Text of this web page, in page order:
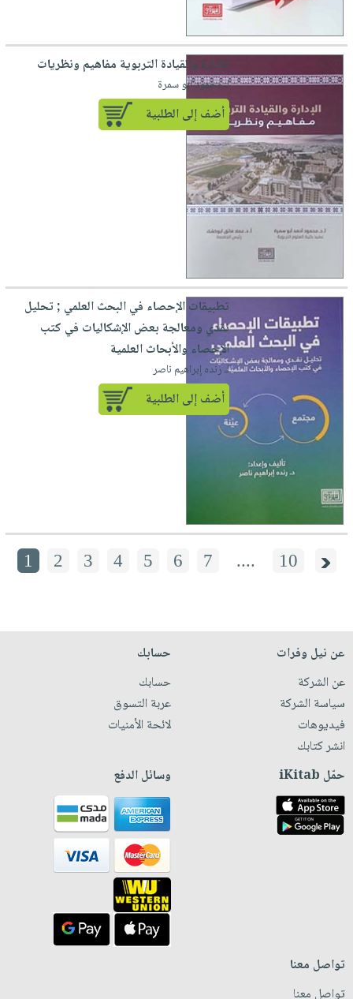
الإدارة والقيادة التربوية مفاهيم ونظريات
لـ محمود ابو سمرة
أضف إلى الطلبية
تطبيقات الإحصاء في البحث العلمي ; تحليل
نقدي ومعالجة بعض الإشكاليات في كتب
الإحصاء والأبحاث العلمية
لـ رنده إبراهيم ناصر
أضف إلى الطلبية
1 2 3 4 5 6 7 .... 10
عن نيل وفرات
عن الشركة
سياسة الشركة
فيديوهات
انشر كتابك
حسابك
حسابك
عربة التسوق
لائحة الأمنيات
حمّل iKitab وسائل الدفع
تواصل معنا
تواصل معنا